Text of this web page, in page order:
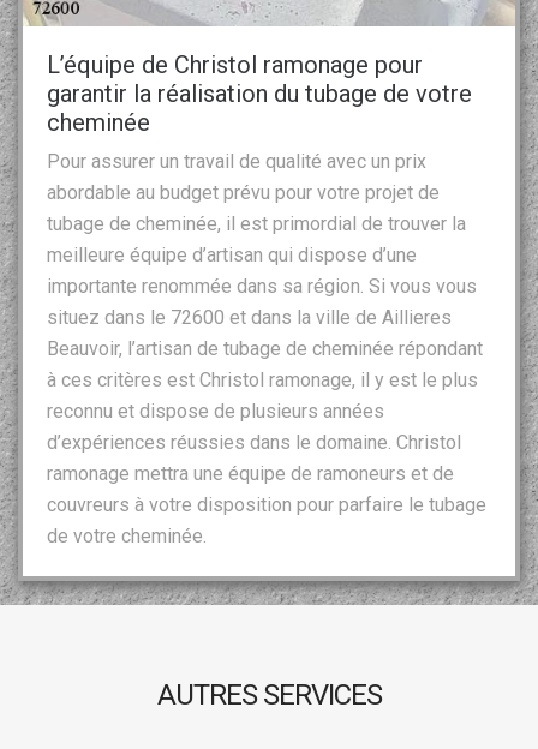
L’équipe de Christol ramonage pour
garantir la réalisation du tubage de votre
cheminée
Pour assurer un travail de qualité avec un prix
abordable au budget prévu pour votre projet de
tubage de cheminée, il est primordial de trouver la
meilleure équipe d’artisan qui dispose d’une
importante renommée dans sa région. Si vous vous
situez dans le 72600 et dans la ville de Aillieres
Beauvoir, l’artisan de tubage de cheminée répondant
à ces critères est Christol ramonage, il y est le plus
reconnu et dispose de plusieurs années
d’expériences réussies dans le domaine. Christol
ramonage mettra une équipe de ramoneurs et de
couvreurs à votre disposition pour parfaire le tubage
de votre cheminée.
AUTRES SERVICES